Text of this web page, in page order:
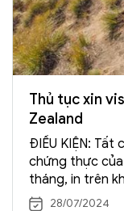
Thủ tục xin
Zealand
ĐIỀU KIỆN: Tất
chứng thực
tháng, in trên
trên 6 tháng
28/07/2024